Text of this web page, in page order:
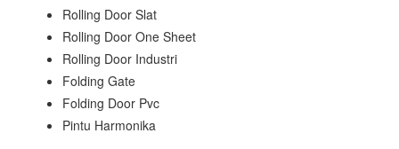
Rolling Door Slat
Rolling Door One Sheet
Rolling Door Industri
Folding Gate
Folding Door Pvc
Pintu Harmonika